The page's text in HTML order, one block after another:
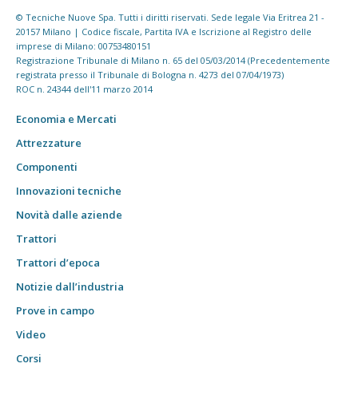
© Tecniche Nuove Spa. Tutti i diritti riservati. Sede legale Via Eritrea 21 -
20157 Milano | Codice fiscale, Partita IVA e Iscrizione al Registro delle
imprese di Milano: 00753480151
Registrazione Tribunale di Milano n. 65 del 05/03/2014 (Precedentemente
registrata presso il Tribunale di Bologna n. 4273 del 07/04/1973)
ROC n. 24344 dell'11 marzo 2014
Economia e Mercati
Attrezzature
Componenti
Innovazioni tecniche
Novità dalle aziende
Trattori
Trattori d’epoca
Notizie dall’industria
Prove in campo
Video
Corsi